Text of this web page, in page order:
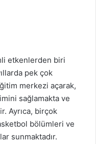
etkenlerden biri
pek çok
merkezi açarak,
sağlamakta ve
Ayrıca, birçok
bölümleri ve
sunmaktadır.